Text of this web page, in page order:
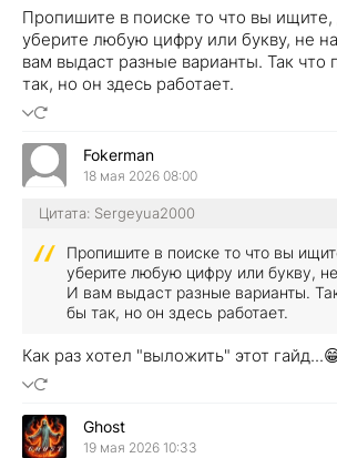
Пропишите в поиске то что вы ищите,
уберите любую цифру или букву, не
вам выдаст разные варианты. Так что
так, но он здесь работает.
Fokerman
18 мая 2026 08:00
Цитата: Sergeyua2000
Пропишите в поиске то что вы
уберите любую цифру или букву,
И вам выдаст разные варианты.
бы так, но он здесь работает.
Как раз хотел "выложить" этот
Ghost
19 мая 2026 10:33